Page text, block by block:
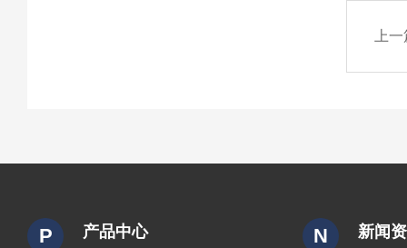
上
P 产品中心 N 新闻